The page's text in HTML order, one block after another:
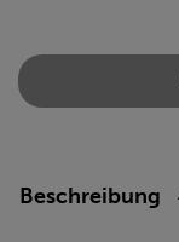
Beschreibung